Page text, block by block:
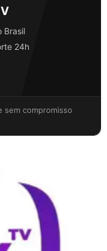
Brasil
24h
sem compromisso